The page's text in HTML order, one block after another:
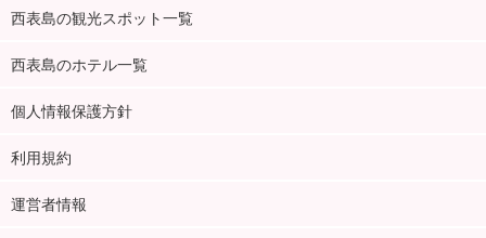
西表島の観光スポット一覧
西表島のホテル一覧
個人情報保護方針
利用規約
運営者情報